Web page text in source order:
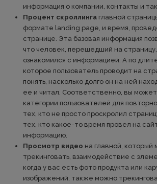
информация о компании, контакты и
Процент скроллинга главной
формате landing page, и время,
странице. Эта базовая информация
что человек, перешедший на
ознакомился с информацией. А по
которое пользователь проводит на
понять, насколько долго он на ней
ее и читал. Соответственно, вы
категории пользователей для
тех, кто не просто проскролил
тех, кто какое-то время провел на
информацию.
Просмотр видео на главной,
трекинговать, взаимодействие с
когда у вас есть фото продукта или
изображений, также можно